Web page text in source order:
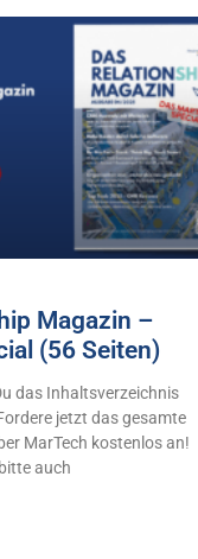
Magazin –
(56 Seiten)
das Inhaltsverzeichnis
jetzt das gesamte
MarTech kostenlos an!
auch